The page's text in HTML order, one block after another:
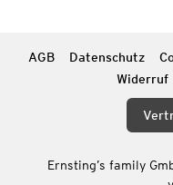
AGB Datenschutz
Widerruf
Ernsting’s family